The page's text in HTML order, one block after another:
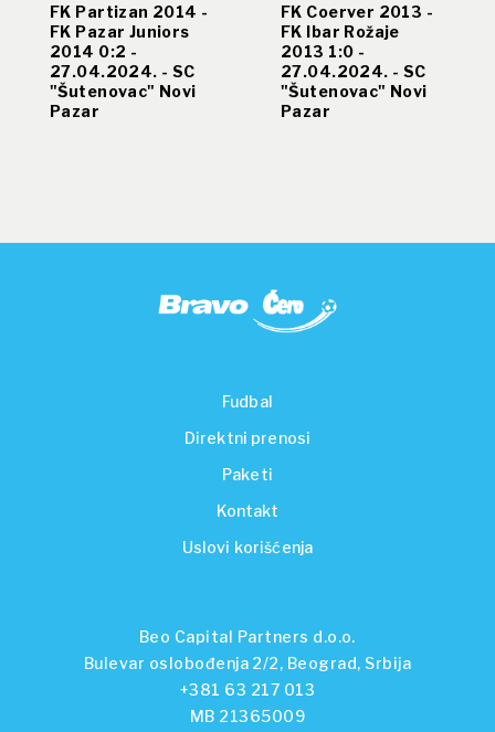
FK Partizan 2014 -
FK Pazar Juniors
2014 0:2 -
27.04.2024. - SC
"Šutenovac" Novi
Pazar
FK Coerver 2013 -
FK Ibar Rožaje
2013 1:0 -
27.04.2024. - SC
"Šutenovac" Novi
Pazar
Fudbal
Direktni prenosi
Paketi
Kontakt
Uslovi korišćenja
Beo Capital Partners d.o.o.
Bulevar oslobođenja 2/2, Beograd, Srbija
+381 63 217 013
MB 21365009